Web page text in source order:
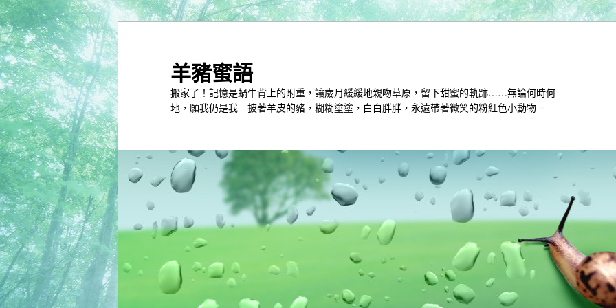
跳
到
主
內
容
跳
到
第
二
內
容
羊豬蜜語
搬家了！記憶是蝸牛背上的附重，讓歲月緩緩地親吻草原，留下甜蜜的軌跡……無論何時何
地，願我仍是我—披著羊皮的豬，糊糊塗塗，白白胖胖，永遠帶著微笑的粉紅色小動物。